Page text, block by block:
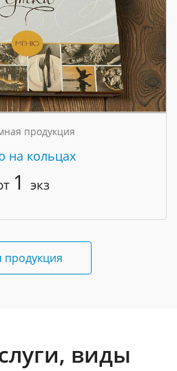
продукция
на кольцах
1 экз
продукция
виды